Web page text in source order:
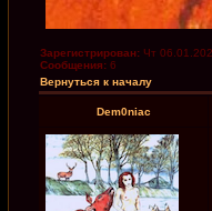
Зарегистрирован: Чт
Сообщения: 6
Вернуться к началу
Dem0niac